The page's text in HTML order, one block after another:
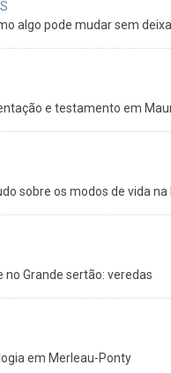
algo pode mudar sem
e testamento em
sobre os modos de vida
Grande sertão: veredas
em Merleau-Ponty